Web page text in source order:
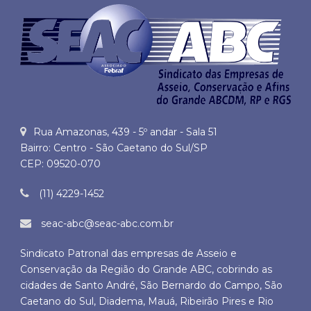
Rua Amazonas, 439 - 5º andar - Sala 51
Bairro: Centro - São Caetano do Sul/SP
CEP: 09520-070
(11) 4229-1452
seac-abc@seac-abc.com.br
Sindicato Patronal das empresas de Asseio e
Conservação da Região do Grande ABC, cobrindo as
cidades de Santo André, São Bernardo do Campo, São
Caetano do Sul, Diadema, Mauá, Ribeirão Pires e Rio